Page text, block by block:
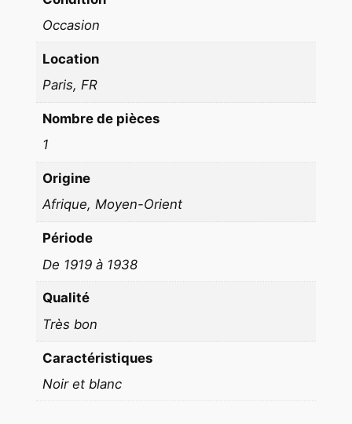
1
5
m
R
U
Occasion
Location
Paris, FR
Nombre de pièces
1
Origine
Afrique, Moyen-Orient
Période
De 1919 à 1938
Qualité
Très bon
Caractéristiques
Noir et blanc